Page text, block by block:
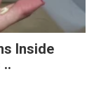
Inside